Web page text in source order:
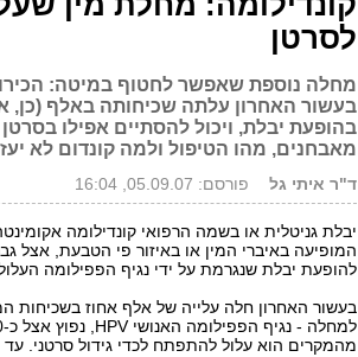
לסרטן
מחלה נוספת שאפשר לחטוף במיטה:
בעשור האחרון עלתה שכיחותה באלף (כן,
בהופעת יבלת, ויכול להסתיים אפילו
מאבחנים, מהו הטיפול ולמה קונדום לא
ד"ר איתי גל פורסם: 05.09.07, 16:04
יבלת גניטלית או בשמה הרפואי קונדילומה
המופיעה באיברי המין או באיזור פי הטבעת, אצל
להופעת יבלת שנגרמת על ידי נגיף הפפילומה
בעשור האחרון חלה עלייה של אלף אחוז בשכיחות
מהמקרים הוא עלול להתפתח לכדי גידול סרטני. עד היום זוהו כ-